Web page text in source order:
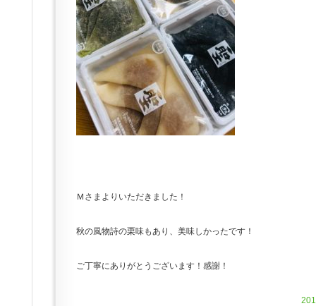
Ｍさまよりいただきました！
秋の風物詩の栗味もあり、美味しかったです！
ご丁寧にありがとうございます！感謝！